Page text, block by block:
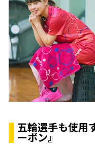
五輪選手も使用
ーボン』